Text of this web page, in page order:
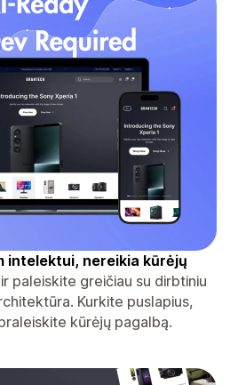
intelektui, nereikia kūrėjų
paleiskite greičiau su dirbtiniu
Kurkite puslapius,
kūrėjų pagalbą.